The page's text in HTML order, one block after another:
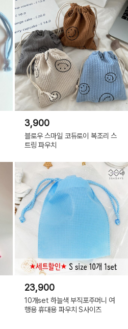
3,900
블로우 스마일 코듀로이 복조리 스
트링 파우치
23,900
10개set 하늘색 부직포주머니 여
행용 휴대용 파우치 S사이즈